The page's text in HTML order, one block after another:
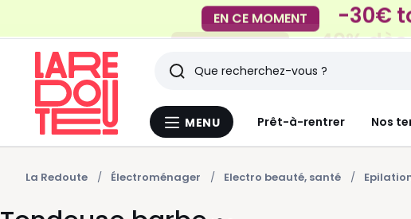
EN CE MOMENT
-40%
Menu
MENU Prêt-à-rentrer Nos
Rechercher
Derniers
articles
vus
La Redoute Électroménager Electro beauté, santé